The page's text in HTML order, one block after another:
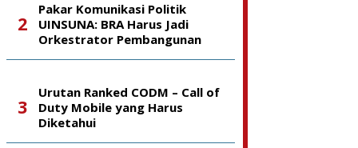
Pakar Komunikasi Politik
UINSUNA: BRA Harus Jadi
Orkestrator Pembangunan
Urutan Ranked CODM – Call of
Duty Mobile yang Harus
Diketahui